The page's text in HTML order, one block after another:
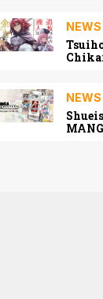
NEWS